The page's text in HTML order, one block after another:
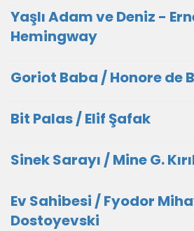
Yaşlı Adam ve Deniz -
Hemingway
Goriot Baba / Honore de
Bit Palas / Elif Şafak
Sinek Sarayı / Mine G.
Ev Sahibesi / Fyodor
Dostoyevski